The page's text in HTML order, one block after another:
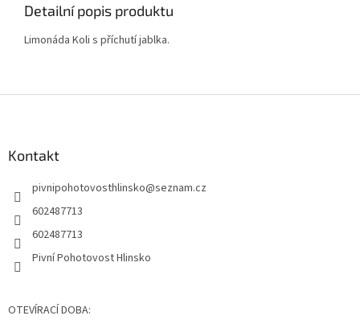
Detailní popis produktu
Limonáda Koli s příchutí jablka.
Kontakt
pivnipohotovosthlinsko@seznam.cz
602487713
602487713
Pivní Pohotovost Hlinsko
OTEVÍRACÍ DOBA: